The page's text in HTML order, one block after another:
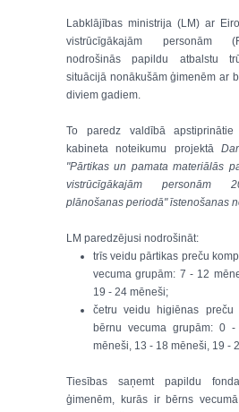
Labklājības ministrija (LM) ar
vistrūcīgākajām personām
nodrošinās papildu atbalstu
situācijā nonākušām ģimenēm ar
diviem gadiem.
To paredz valdībā apstiprinātie
kabineta noteikumu projektā
"Pārtikas un pamata materiālās
vistrūcīgākajām personām
plānošanas periodā" īstenošanas
LM paredzējusi nodrošināt:
trīs veidu pārtikas preču
vecuma grupām: 7 - 12
19 - 24 mēneši;
četru veidu higiēnas preču
bērnu vecuma grupām: 0
mēneši, 13 - 18 mēneši, 19 -
Tiesības saņemt papildu
ģimenēm, kurās ir bērns